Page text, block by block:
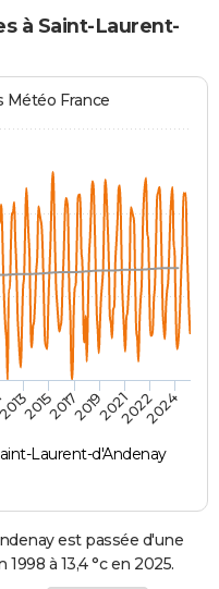
à Saint-Laurent-
Météo France
Laurent-d'Andenay
201520172019202120222024
est passée d'une
à 13,4 °c en 2025.